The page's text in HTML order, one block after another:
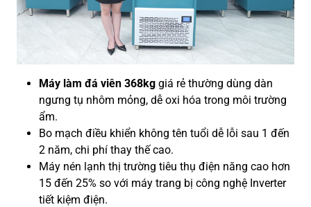
Máy làm đá viên 368kg giá rẻ thường dùng dàn
ngưng tụ nhôm mỏng, dễ oxi hóa trong môi trường
ẩm.
Bo mạch điều khiển không tên tuổi dễ lỗi sau 1 đến
2 năm, chi phí thay thế cao.
Máy nén lạnh thị trường tiêu thụ điện năng cao hơn
15 đến 25% so với máy trang bị công nghệ Inverter
tiết kiệm điện.